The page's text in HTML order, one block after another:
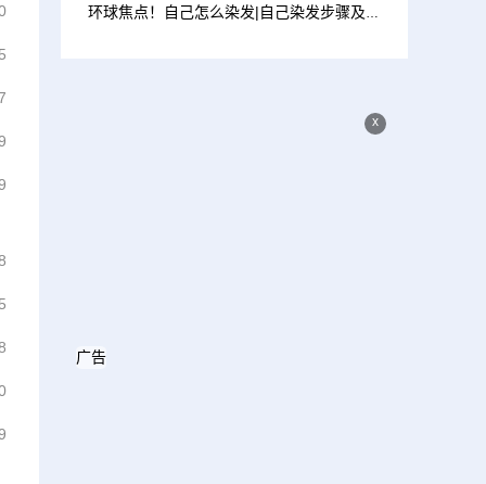
环球焦点！自己怎么染发|自己染发步骤及技巧
x
广告